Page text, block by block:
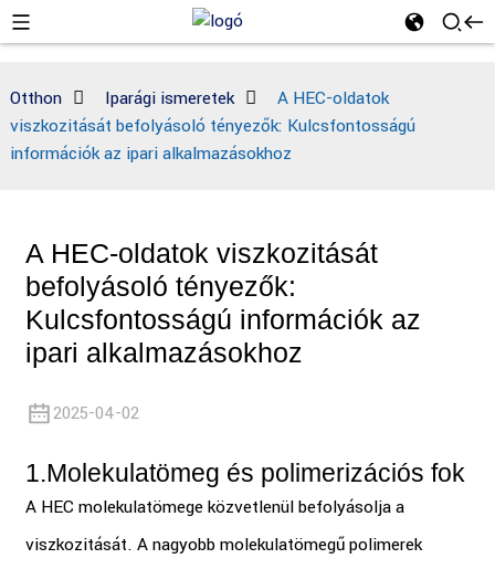
Otthon Iparági ismeretek
A HEC-oldatok
viszkozitását befolyásoló tényezők: Kulcsfontosságú
információk az ipari alkalmazásokhoz
A HEC-oldatok viszkozitását
befolyásoló tényezők:
Kulcsfontosságú információk az
ipari alkalmazásokhoz
2025-04-02
1.Molekulatömeg és polimerizációs fok
A HEC molekulatömege közvetlenül befolyásolja a
viszkozitását. A nagyobb molekulatömegű polimerek